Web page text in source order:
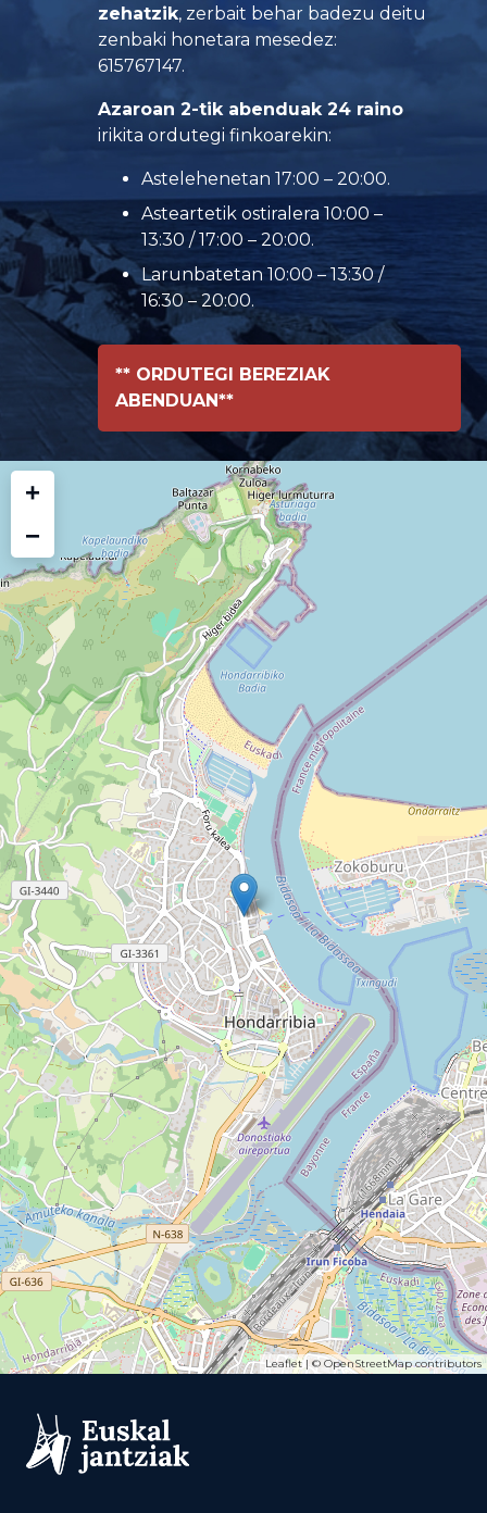
zehatzik, zerbait behar badezu deitu
zenbaki honetara mesedez:
615767147.
Azaroan 2-tik abenduak 24 raino
irikita ordutegi finkoarekin:
Astelehenetan 17:00 – 20:00.
Asteartetik ostiralera 10:00 –
13:30 / 17:00 – 20:00.
Larunbatetan 10:00 – 13:30 /
16:30 – 20:00.
** ORDUTEGI BEREZIAK
ABENDUAN**
+
−
Leaflet| © OpenStreetMapcontributors